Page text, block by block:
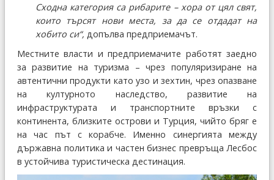
Сходна категория са рибарите – хора от цял свят,
които търсят нови места, за да се отдадат на
хобито си“, допълва предприемачът.
Местните власти и предприемачите работят заедно
за развитие на туризма – чрез популяризиране на
автентични продукти като узо и зехтин, чрез опазване
на културното наследство, развитие на
инфраструктурата и транспортните връзки с
континента, близките острови и Турция, чийто бряг е
на час път с корабче. Именно синергията между
държавна политика и частен бизнес превръща Лесбос
в устойчива туристическа дестинация.